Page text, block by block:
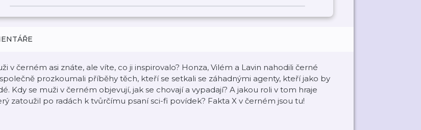
v černém asi znáte, ale víte, co ji inspirovalo? Honza, Vilém a Lavin nahodili černé
prozkoumali příběhy těch, kteří se setkali se záhadnými agenty, kteří jako by
Kdy se muži v černém objevují, jak se chovají a vypadají? A jakou roli v tom hraje
zatoužil po radách k tvůrčímu psaní sci-fi povídek? Fakta X v černém jsou tu!